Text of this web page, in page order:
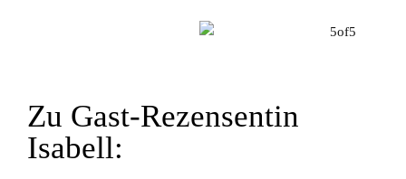
Zu Gast-Rezensentin
Isabell: